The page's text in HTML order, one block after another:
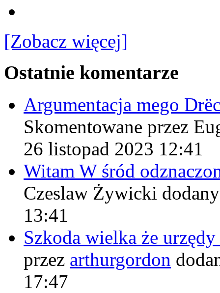
[Zobacz więcej]
Ostatnie komentarze
Argumentacja mego
Skomentowane przez
26 listopad 2023 12:41
Witam W śród
Czeslaw Żywicki
13:41
Szkoda wielka że
przez arthurgordon
17:47